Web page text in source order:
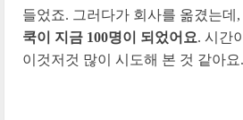
들었죠. 그러다가 회사를 옮겼는데,
쿡이 지금 100명이 되었어요. 시간
이것저것 많이 시도해 본 것 같아요.